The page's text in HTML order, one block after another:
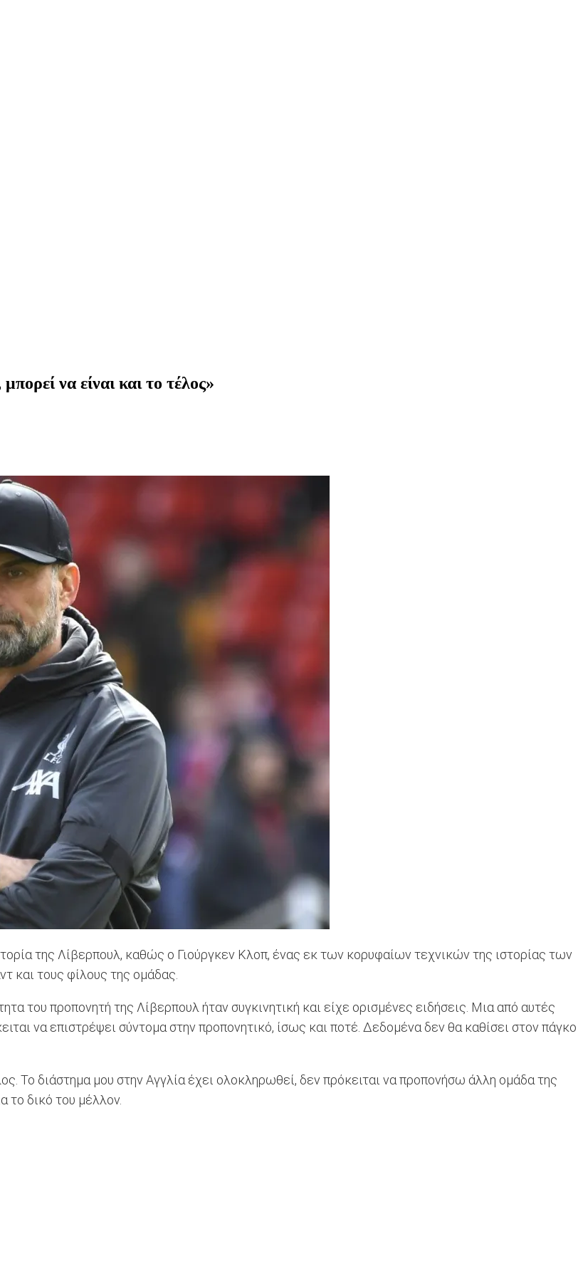
να είναι και το τέλος»
της Λίβερπουλ, καθώς ο Γιούργκεν Κλοπ, ένας εκ των κορυφαίων τεχνικών της ιστορίας των
και τους φίλους της ομάδας.
του προπονητή της Λίβερπουλ ήταν συγκινητική και είχε ορισμένες ειδήσεις. Μια από αυτές
να επιστρέψει σύντομα στην προπονητικό, ίσως και ποτέ. Δεδομένα δεν θα καθίσει στον πάγκο
Το διάστημα μου στην Αγγλία έχει ολοκληρωθεί, δεν πρόκειται να προπονήσω άλλη ομάδα της
το δικό του μέλλον.